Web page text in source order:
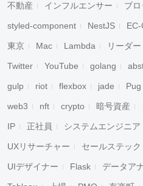
不動産 インフルエンサー ブ
styled-component NestJS
東京 Mac Lambda リーダー
Twitter YouTube golang
gulp riot flexbox jade Pug
web3 nft crypto 暗号資産
IP 正社員 システムエンジニア
UXリサーチャー セールステック
UIデザイナー Flask データア